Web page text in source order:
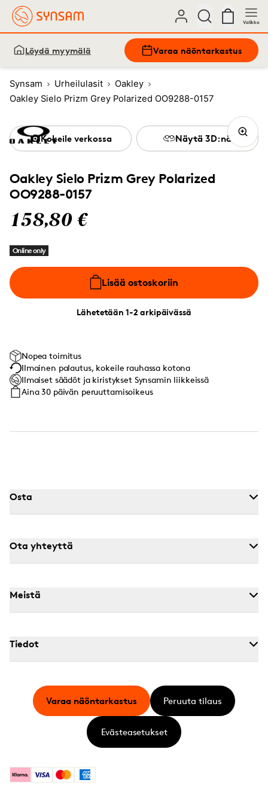
Valikko
Löydä myymälä Varaa näöntarkastus
Synsam Urheilulasit
Oakley
Oakley Sielo Prizm Grey Polarized OO9288-0157
Oakley Sielo Prizm Grey Polarized
OO9288-0157
158,80 €
Online only
Lisää ostoskoriin
Lähetetään 1-2 arkipäivässä
Kokeile verkossa Näytä 3D:nä
Nopea toimitus
Ilmainen palautus, kokeile rauhassa kotona
Ilmaiset säädöt ja kiristykset Synsamin liikkeissä
Aina 30 päivän peruuttamisoikeus
Osta
Ota yhteyttä
Meistä
Tiedot
KlarnaVisa MastercardAmerican Express
Varaa näöntarkastus Peruuta tilaus
Evästeasetukset